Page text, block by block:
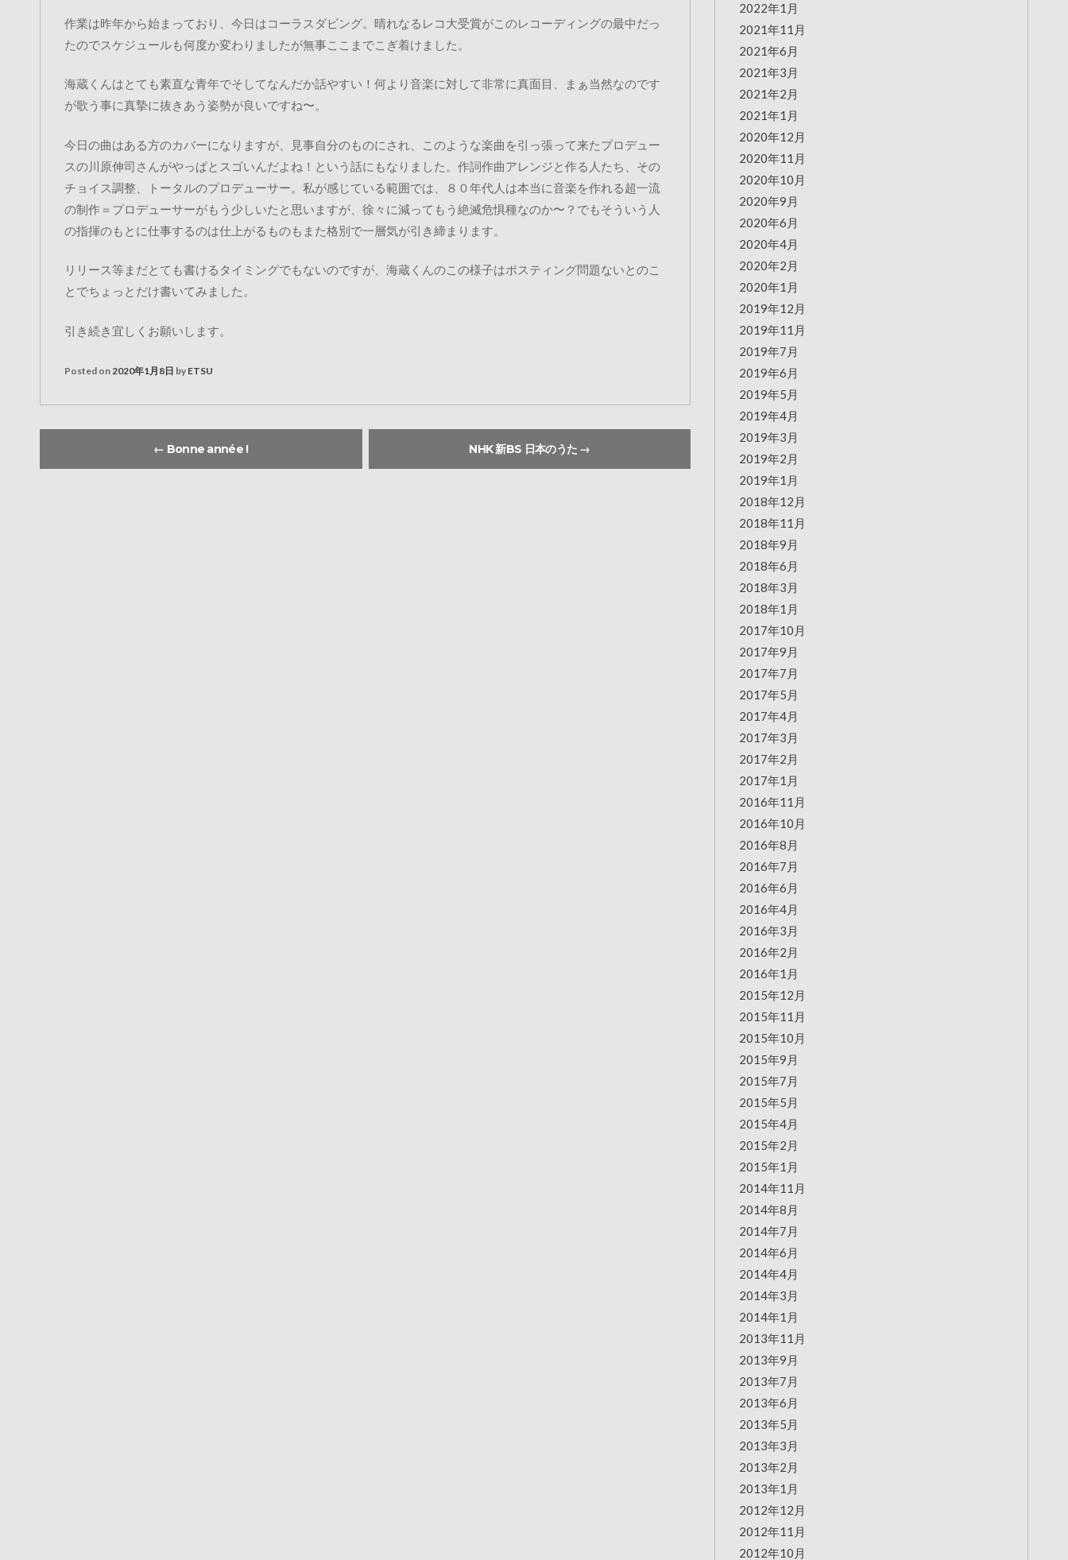
作業は昨年から始まっており、今日はコーラスダビング。晴れなるレコ大受賞がこのレコーディングの最中だっ
たのでスケジュールも何度か変わりましたが無事ここまでこぎ着けました。
海蔵くんはとても素直な青年でそしてなんだか話やすい！何より音楽に対して非常に真面目、まぁ当然なのです
が歌う事に真摯に抜きあう姿勢が良いですね〜。
今日の曲はある方のカバーになりますが、見事自分のものにされ、このような楽曲を引っ張って来たプロデュー
スの川原伸司さんがやっぱとスゴいんだよね！という話にもなりました。作詞作曲アレンジと作る人たち、その
チョイス調整、トータルのプロデューサー。私が感じている範囲では、８０年代人は本当に音楽を作れる超一流
の制作＝プロデューサーがもう少しいたと思いますが、徐々に減ってもう絶滅危惧種なのか〜？でもそういう人
の指揮のもとに仕事するのは仕上がるものもまた格別で一層気が引き締まります。
リリース等まだとても書けるタイミングでもないのですが、海蔵くんのこの様子はポスティング問題ないとのこ
とでちょっとだけ書いてみました。
引き続き宜しくお願いします。
Posted on2020年1月8日 by ETSU
← Bonne année ! NHK 新BS 日本のうた →
2022年1月
2021年11月
2021年6月
2021年3月
2021年2月
2021年1月
2020年12月
2020年11月
2020年10月
2020年9月
2020年6月
2020年4月
2020年2月
2020年1月
2019年12月
2019年11月
2019年7月
2019年6月
2019年5月
2019年4月
2019年3月
2019年2月
2019年1月
2018年12月
2018年11月
2018年9月
2018年6月
2018年3月
2018年1月
2017年10月
2017年9月
2017年7月
2017年5月
2017年4月
2017年3月
2017年2月
2017年1月
2016年11月
2016年10月
2016年8月
2016年7月
2016年6月
2016年4月
2016年3月
2016年2月
2016年1月
2015年12月
2015年11月
2015年10月
2015年9月
2015年7月
2015年5月
2015年4月
2015年2月
2015年1月
2014年11月
2014年8月
2014年7月
2014年6月
2014年4月
2014年3月
2014年1月
2013年11月
2013年9月
2013年7月
2013年6月
2013年5月
2013年3月
2013年2月
2013年1月
2012年12月
2012年11月
2012年10月